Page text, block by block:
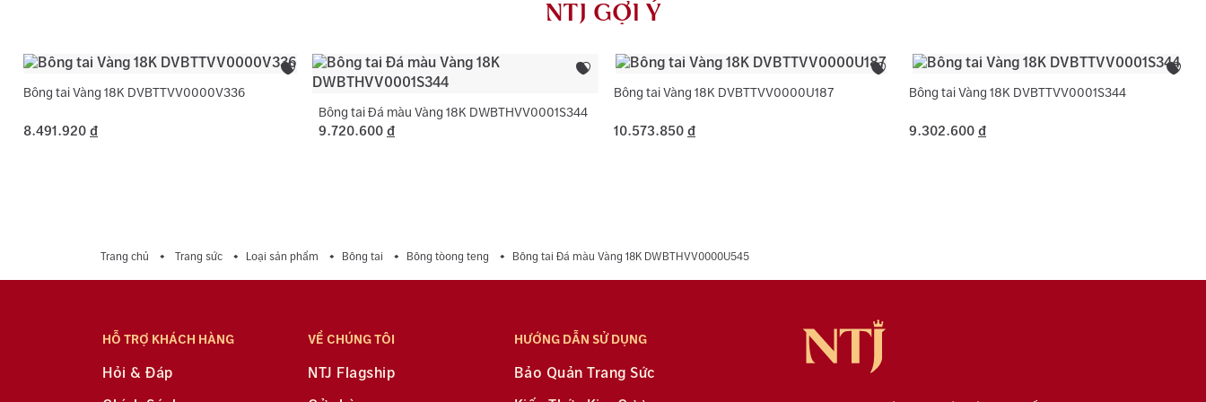
Màu đá phụ:
Trắng
Hình dạng đá phụ:
Hình tròn
NTJ GỢI Ý
Bông tai Vàng 18K DVBTTVV0000V336
8.491.920 đ
Bông tai Đá màu Vàng 18K DWBTHVV0001S344
9.720.600 đ
Bông tai Vàng 18K DVBTTVV0000U187
10.573.850 đ
Bông tai Vàng 18K DVBTTVV0001S344
9.302.600 đ
Trang chủ Trang sức Loại sản phẩm Bông tai Bông tòong teng Bông tai Đá màu Vàng 18K DWBTHVV0000U545
HỖ TRỢ KHÁCH HÀNG
Hỏi & Đáp
VỀ CHÚNG TÔI
NTJ Flagship
HƯỚNG DẪN SỬ DỤNG
Bảo Quản Trang Sức